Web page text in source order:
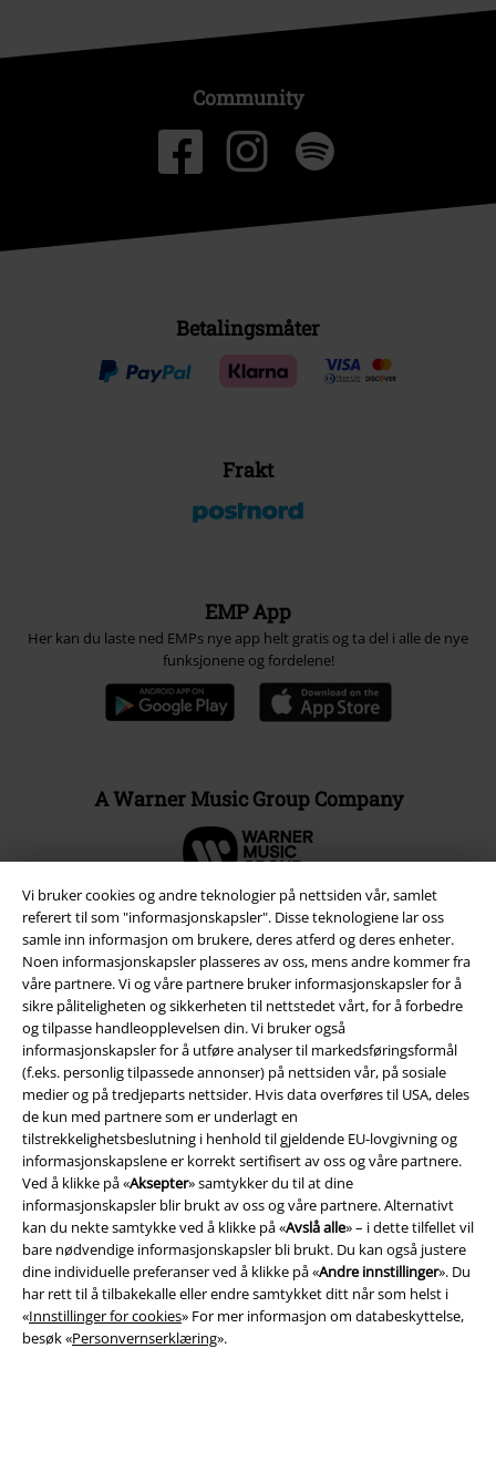
Vi bruker cookies og andre teknologier på nettsiden vår, samlet
referert til som "informasjonskapsler". Disse teknologiene lar oss
samle inn informasjon om brukere, deres atferd og deres enheter.
Noen informasjonskapsler plasseres av oss, mens andre kommer fra
våre partnere. Vi og våre partnere bruker informasjonskapsler for å
sikre påliteligheten og sikkerheten til nettstedet vårt, for å forbedre
og tilpasse handleopplevelsen din. Vi bruker også
informasjonskapsler for å utføre analyser til markedsføringsformål
(f.eks. personlig tilpassede annonser) på nettsiden vår, på sosiale
medier og på tredjeparts nettsider. Hvis data overføres til USA, deles
de kun med partnere som er underlagt en
tilstrekkelighetsbeslutning i henhold til gjeldende EU-lovgivning og
informasjonskapslene er korrekt sertifisert av oss og våre partnere.
Ved å klikke på «Aksepter» samtykker du til at dine
informasjonskapsler blir brukt av oss og våre partnere. Alternativt
kan du nekte samtykke ved å klikke på «Avslå alle» – i dette tilfellet vil
bare nødvendige informasjonskapsler bli brukt. Du kan også justere
dine individuelle preferanser ved å klikke på «Andre innstillinger». Du
har rett til å tilbakekalle eller endre samtykket ditt når som helst i
«Innstillinger for cookies» For mer informasjon om databeskyttelse,
besøk «Personvernserklæring».
Community
Betalingsmåter
Frakt
EMP App
Her kan du laste ned EMPs nye app helt gratis og ta del i alle de nye
funksjonene og fordelene!
A Warner Music Group Company
Juridisk informasjon/Vilkår
Vilkår
Impressum
Konfidensialitetserklæring
Avfallshåndtering og miljøbeskyttelse